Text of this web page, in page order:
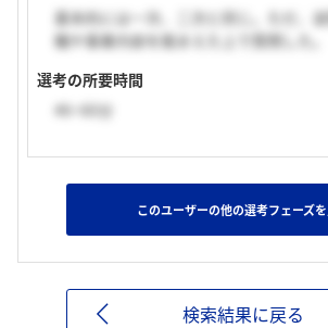
基本的には一次、二次と同じ。ただ、
職や事業内容を踏まえた上で質問した。
選考の所要時間
46~60分
このユーザーの他の選考フェーズ
検索結果に戻る